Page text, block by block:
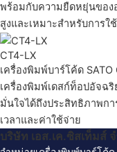
พร้อมกับความยืดหยุ่นขอ
สูงและเหมาะสำหรับการ
CT4-LX
เครื่องพิมพ์บาร์โค้ด
เครื่องพิมพ์เดสก์ท็อปอัจฉ
มั่นใจได้ถึงประสิทธิภาพก
เวลาและค่าใช้จ่าย
บริษัท เอส.เค.ซิสเท็มส์